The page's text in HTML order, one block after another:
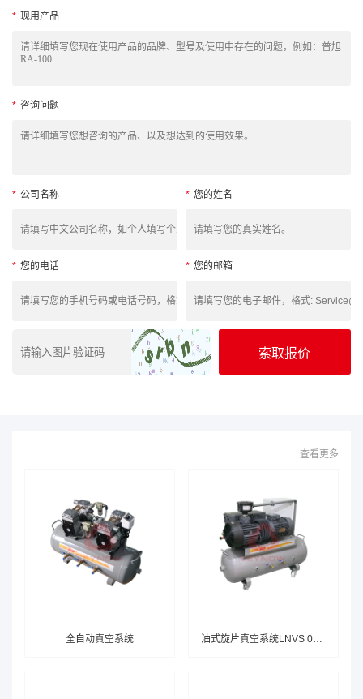
* 现用产品
* 咨询问题
* 公司名称 * 您的姓名
* 您的电话 * 您的邮箱
查看更多
全自动真空系统 油式旋片真空系统LNVS 0200F H103